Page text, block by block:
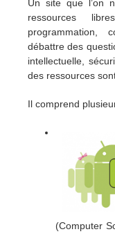
Un site que l’on
ressources
programmation,
débattre des
intellectuelle,
des ressources
Il comprend
(Computer